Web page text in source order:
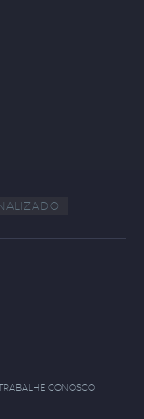
CONOSCO